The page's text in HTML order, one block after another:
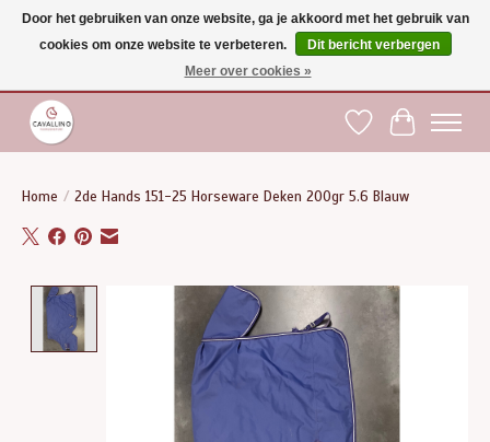
Gratis verzending vanaf €75 binnen BE - vanaf €100 naar EU | Voor 17:00 besteld is
dezelfde dag verzonden | Klantendienst: +32 (0)51 21 27 00 |
Verlanglijst
Home / 2de Hands 151-25 Horseware Deken 200gr 5.6 Blauw
Product image slideshow Items
Door het gebruiken van onze website, ga je akkoord met het gebruik van
cookies om onze website te verbeteren.
Dit bericht verbergen
Meer over cookies »